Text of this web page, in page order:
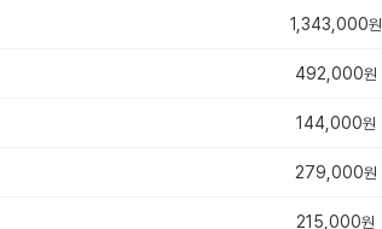
1,343,000원
492,000원
144,000원
279,000원
215,000원